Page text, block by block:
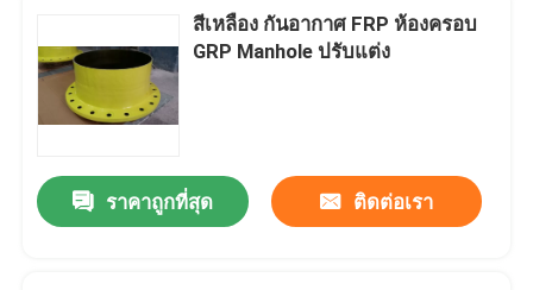
สีเหลือง กันอากาศ FRP ห้องครอบ
GRP Manhole ปรับแต่ง
ราคาถูกที่สุด ติดต่อเรา